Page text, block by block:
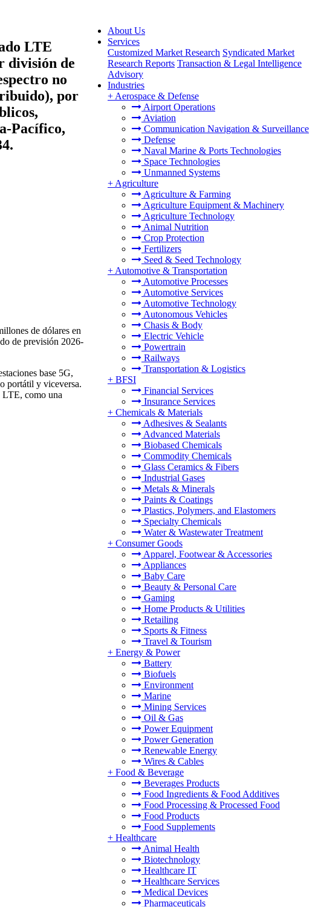
About Us
Services
Customized Market Research Syndicated Market
Research Reports Transaction & Legal Intelligence
Advisory
Industries
+ Aerospace & Defense
Airport Operations
Aviation
Communication Navigation & Surveillance
Defense
Naval Marine & Ports Technologies
Space Technologies
Unmanned Systems
+ Agriculture
Agriculture & Farming
Agriculture Equipment & Machinery
Agriculture Technology
Animal Nutrition
Crop Protection
Fertilizers
Seed & Seed Technology
+ Automotive & Transportation
Automotive Processes
Automotive Services
Automotive Technology
Autonomous Vehicles
Chasis & Body
Electric Vehicle
Powertrain
Railways
Transportation & Logistics
+ BFSI
Financial Services
Insurance Services
+ Chemicals & Materials
Adhesives & Sealants
Advanced Materials
Biobased Chemicals
Commodity Chemicals
Glass Ceramics & Fibers
Industrial Gases
Metals & Minerals
Paints & Coatings
Plastics, Polymers, and Elastomers
Specialty Chemicals
Water & Wastewater Treatment
+ Consumer Goods
Apparel, Footwear & Accessories
Appliances
Baby Care
Beauty & Personal Care
Gaming
Home Products & Utilities
Retailing
Sports & Fitness
Travel & Tourism
+ Energy & Power
Battery
Biofuels
Environment
Marine
Mining Services
Oil & Gas
Power Equipment
Power Generation
Renewable Energy
Wires & Cables
+ Food & Beverage
Beverages Products
Food Ingredients & Food Additives
Food Processing & Processed Food
Food Products
Food Supplements
+ Healthcare
Animal Health
Biotechnology
Healthcare IT
Healthcare Services
Medical Devices
Pharmaceuticals
LTE
división de
no
por
Pacífico,
de dólares en
de previsión 2026-
base 5G,
portátil y viceversa.
LTE, como una